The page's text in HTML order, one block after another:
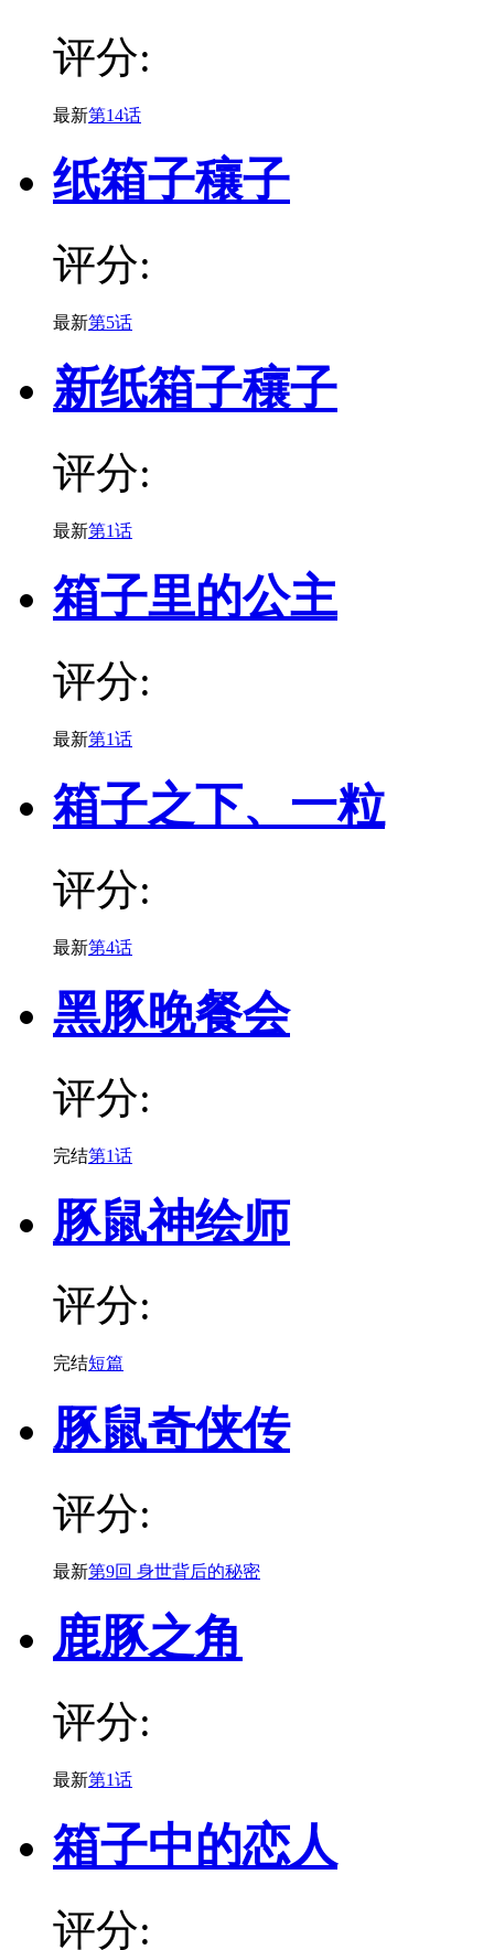
评分:
最新第14话
纸箱子穰子
评分:
最新第5话
新纸箱子穰子
评分:
最新第1话
箱子里的公主
评分:
最新第1话
箱子之下、一粒
评分:
最新第4话
黑豚晚餐会
评分:
完结第1话
豚鼠神绘师
评分:
完结短篇
豚鼠奇侠传
评分:
最新第9回 身世背后的秘密
鹿豚之角
评分:
最新第1话
箱子中的恋人
评分: